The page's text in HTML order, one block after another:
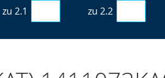
zu 2.1 zu 2.2